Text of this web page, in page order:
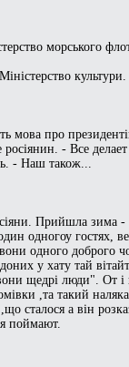
морського
культури.
мова про
- Все делает
- Наш також...
Прийшла зима -
одногоу гостях,
одного доброго
у хату тай
щедрі люди". От і
,та такий
сталося а він
поймают.